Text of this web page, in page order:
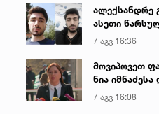
ბერუაშვილს
ალექსანდრე
ასეთი
მიწოდება,
7 აგვ 16:36
მოვიპოვეთ
ნია იმნაძესა
შორის,
ჩაიდინა
7 აგვ 16:08